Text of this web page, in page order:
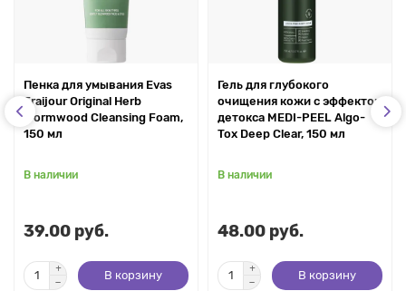
Пенка для умывания Evas
Fraijour Original Herb
Wormwood Cleansing Foam,
150 мл
В наличии
39.00 руб.
В корзину
Гель для глубокого
очищения кожи с эффектом
детокса MEDI-PEEL Algo-
Tox Deep Clear, 150 мл
В наличии
48.00 руб.
В корзину